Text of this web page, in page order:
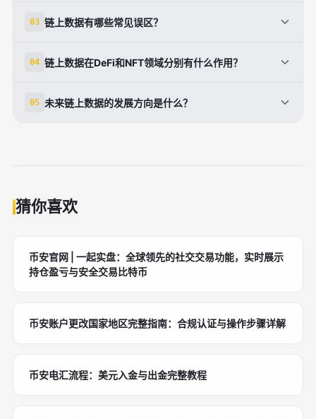
金结构、用户行为和筹码分布，但项目是否靠谱还要结
场环境。更合理的做法是把链上数据作为核心证据之
03 链上数据有哪些常见误区？
涨就认为需求增强，或者看到大额转账就断定会暴跌。
跨链或内部调仓。链上数据需要结合标签、场景和历史
04 链上数据在DeFi和NFT领域分别有什么作用？
度、清算风险、交易深度和用户留存；在NFT中，则更
05 未来链上数据的发展方向是什么？
控、审计、营销和合规等场景。
猜你喜欢
币安官网 | 一起实盘：全球领先的社交交易功能，实时展示
持仓盈亏与安全交易比特币
币安账户更改国家地区完整指南：合规认证与操作步骤详解
币安电汇流程：美元入金与出金完整教程